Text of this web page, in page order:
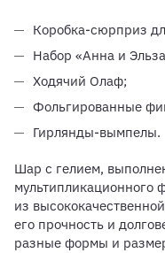
Коробка-сюрприз
Набор «Анна и
Ходячий Олаф;
Фольгированные
Гирлянды-вымпелы.
Шар с гелием,
мультипликационного
из
его прочность и
разные формы и